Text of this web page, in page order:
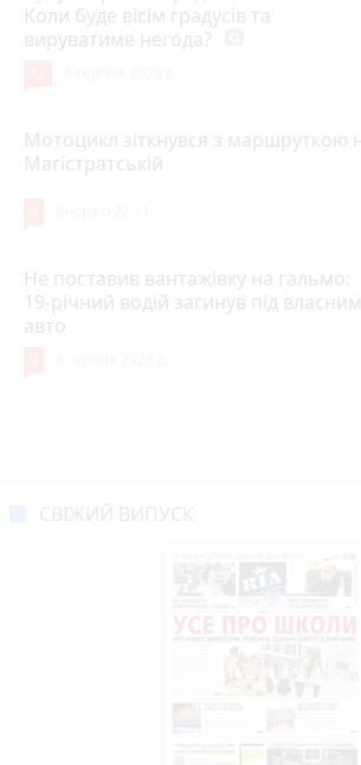
Коли буде вісім градусів та
вируватиме негода?
Мотоцикл зіткнувся з маршруткою
Магістратській
Не поставив вантажівку на гальмо:
19-річний водій загинув під власним
авто